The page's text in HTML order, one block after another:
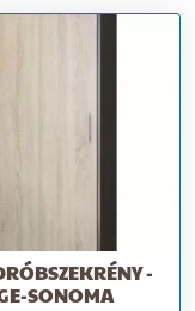
-
SONOMA